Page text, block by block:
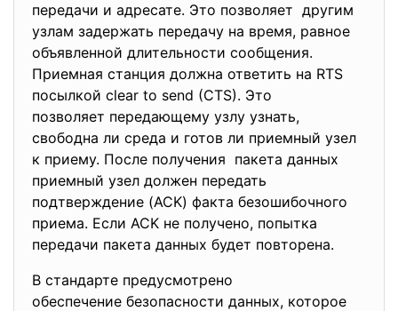
передачи и адресате. Это позволяет другим
узлам задержать передачу на время, равное
объявленной длительности сообщения.
Приемная станция должна ответить на RTS
посылкой clear to send (CTS). Это
позволяет передающему узлу узнать,
свободна ли среда и готов ли приемный узел
к приему. После получения пакета данных
приемный узел должен передать
подтверждение (ACK) факта безошибочного
приема. Если ACK не получено, попытка
передачи пакета данных будет повторена.
В стандарте предусмотрено
обеспечение безопасности данных, которое